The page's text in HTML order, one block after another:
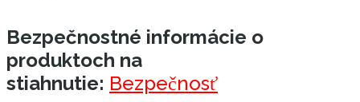
Bezpečnostné informácie o
produktoch na
stiahnutie: Bezpečnosť